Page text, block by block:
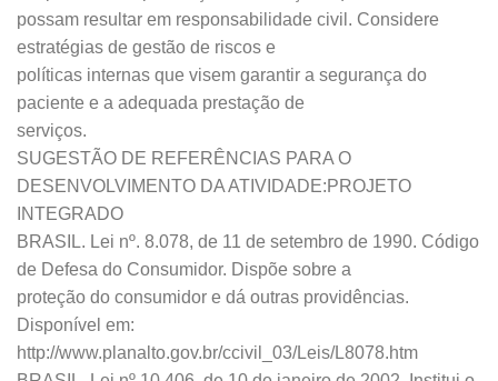
possam resultar em responsabilidade civil. Considere
estratégias de gestão de riscos e
políticas internas que visem garantir a segurança do
paciente e a adequada prestação de
serviços.
SUGESTÃO DE REFERÊNCIAS PARA O
DESENVOLVIMENTO DA ATIVIDADE:PROJETO
INTEGRADO
BRASIL. Lei nº. 8.078, de 11 de setembro de 1990. Código
de Defesa do Consumidor. Dispõe sobre a
proteção do consumidor e dá outras providências.
Disponível em:
http://www.planalto.gov.br/ccivil_03/Leis/L8078.htm